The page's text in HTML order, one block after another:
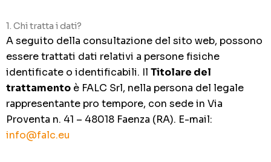
1. Chi tratta i dati?
A seguito della consultazione del sito web, possono
essere trattati dati relativi a persone fisiche
identificate o identificabili. Il Titolare del
trattamento è FALC Srl, nella persona del legale
rappresentante pro tempore, con sede in Via
Proventa n. 41 – 48018 Faenza (RA). E-mail:
info@falc.eu